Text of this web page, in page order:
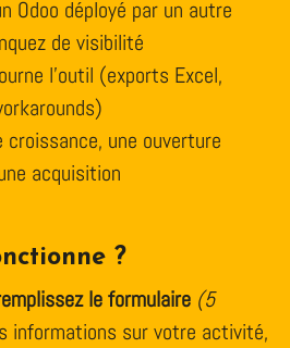
Odoo déployé par un autre
de visibilité
l'outil (exports Excel,
croissance, une ouverture
acquisition
?
le formulaire (5
informations sur votre activité,